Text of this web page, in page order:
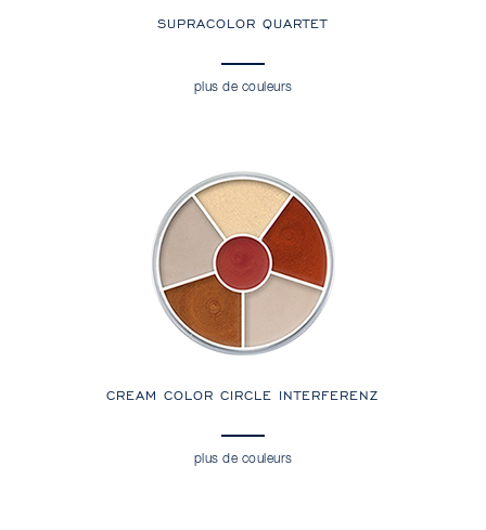
SUPRACOLOR QUARTET
plus de couleurs
CREAM COLOR CIRCLE INTERFERENZ
plus de couleurs